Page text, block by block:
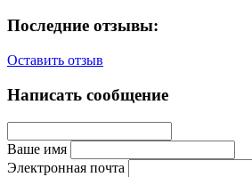
Последние отзывы:
Оставить отзыв
Написать сообщение
Ваше имя
Электронная почта